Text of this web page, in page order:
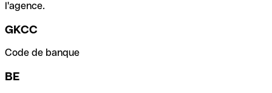
l'agence.
GKCC
Code de banque
BE